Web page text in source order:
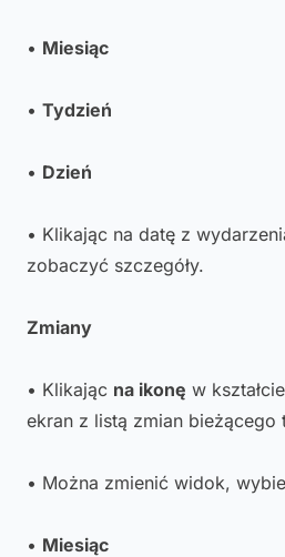
• Miesiąc
• Tydzień
• Dzień
• Klikając na datę z
zobaczyć szczegóły.
Zmiany
• Klikając na ikonę w
ekran z listą zmian bieżącego
• Można zmienić widok,
• Miesiąc